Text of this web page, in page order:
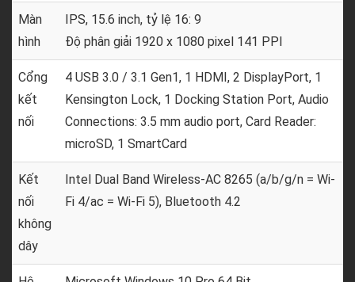
Màn
hình
IPS, 15.6 inch, tỷ lệ 16: 9
Độ phân giải 1920 x 1080 pixel 141 PPI
Cổng
kết
nối
4 USB 3.0 / 3.1 Gen1, 1 HDMI, 2 DisplayPort, 1
Kensington Lock, 1 Docking Station Port, Audio
Connections: 3.5 mm audio port, Card Reader:
microSD, 1 SmartCard
Kết
nối
không
dây
Intel Dual Band Wireless-AC 8265 (a/b/g/n = Wi-
Fi 4/ac = Wi-Fi 5), Bluetooth 4.2